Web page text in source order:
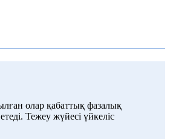
олар қабаттық фазалық
Тежеу жүйесі үйкеліс